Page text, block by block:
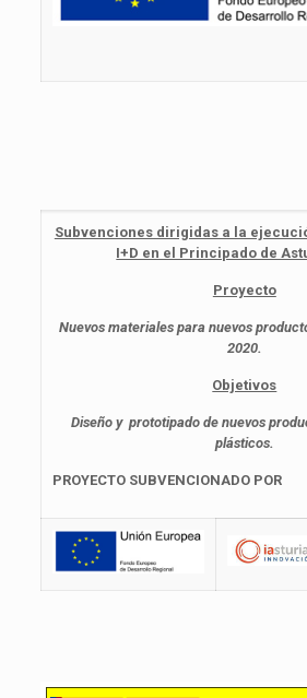
Subvenciones dirigidas a la
I+D en el Principado de
Proyecto
Nuevos materiales para nuevos
2020.
Objetivos
Diseño y prototipado de nuevos
plásticos.
PROYECTO SUBVENCIONADO POR